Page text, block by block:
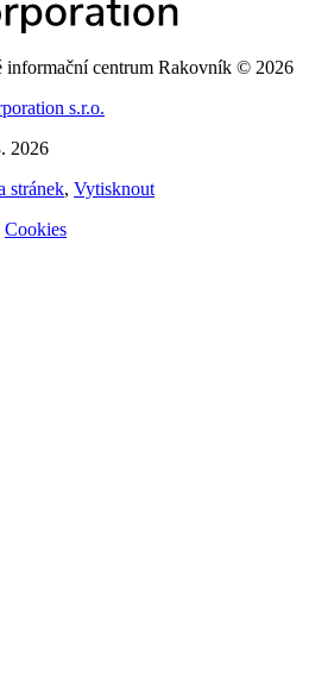
informační centrum Rakovník © 2026
s.r.o.
2026
stránek, Vytisknout
Cookies